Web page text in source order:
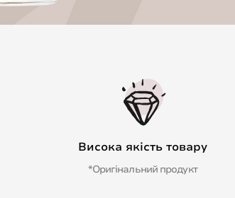
Висока якість товару
*Оригінальний продукт